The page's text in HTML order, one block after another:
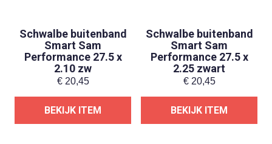
Schwalbe buitenband
Smart Sam
Performance 27.5 x
2.10 zw
€20,45
BEKIJK ITEM
Schwalbe buitenband
Smart Sam
Performance 27.5 x
2.25 zwart
€20,45
BEKIJK ITEM